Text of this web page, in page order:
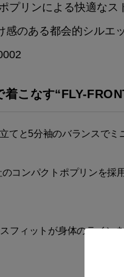
プリンによる快適なス
感のある都会的シルエ
こなす“FLY-
てと5分袖のバランスで
コンパクトポプリンを
フィットが身体のライン